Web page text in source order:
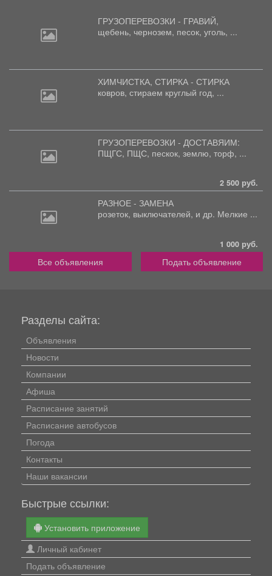
ГРУЗОПЕРЕВОЗКИ - ГРАВИЙ,
щебень, чернозем, песок, уголь, ...
ХИМЧИСТКА, СТИРКА - СТИРКА
ковров, стираем круглый год, ...
ГРУЗОПЕРЕВОЗКИ - ДОСТАВЯИМ:
ПЩГС, ПЩС, пескок, землю, торф, ...
2 500 руб.
РАЗНОЕ - ЗАМЕНА
розеток, выключателей, и др. Мелкие ...
1 000 руб.
Все объявления Подать объявление
Разделы сайта:
Объявления
Новости
Компании
Афиша
Расписание занятий
Расписание автобусов
Погода
Контакты
Наши вакансии
Быстрые ссылки:
Установить приложение
Личный кабинет
Подать объявление